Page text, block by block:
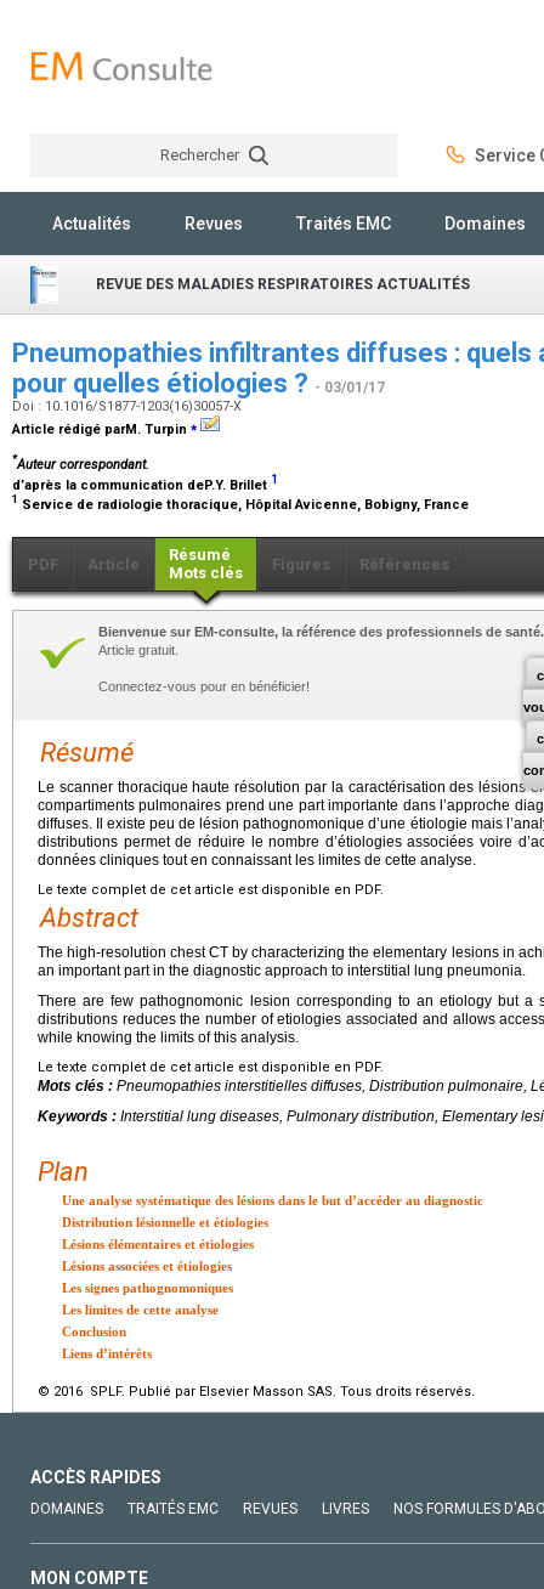
Rechercher Service
Actualités Revues Traités EMC Domaines
REVUE DES MALADIES RESPIRATOIRES ACTUALITÉS
Pneumopathies infiltrantes diffuses : quels
pour quelles étiologies ? - 03/01/17
Doi : 10.1016/S1877-1203(16)30057-X
Article rédigé parM. Turpin ⁎
*Auteur correspondant.
d’après la communication deP.Y. Brillet 1
1 Service de radiologie thoracique, Hôpital Avicenne, Bobigny, France
PDF Article
Résumé
Mots clés
Figures Références
Bienvenue sur EM-consulte, la référence des professionnels de santé.
Article gratuit.
Connectez-vous pour en bénéficier!
Résumé
Le scanner thoracique haute résolution par la caractérisation des lésions
compartiments pulmonaires prend une part importante dans l’approche
diffuses. Il existe peu de lésion pathognomonique d’une étiologie mais
distributions permet de réduire le nombre d’étiologies associées voire
données cliniques tout en connaissant les limites de cette analyse.
Le texte complet de cet article est disponible en PDF.
Abstract
The high-resolution chest CT by characterizing the elementary lesions in
an important part in the diagnostic approach to interstitial lung pneumonia.
There are few pathognomonic lesion corresponding to an etiology but a
distributions reduces the number of etiologies associated and allows
while knowing the limits of this analysis.
Le texte complet de cet article est disponible en PDF.
Mots clés : Pneumopathies interstitielles diffuses, Distribution pulmonaire,
Keywords : Interstitial lung diseases, Pulmonary distribution, Elementary
Plan
Une analyse systématique des lésions dans le but d’accéder au diagnostic
Distribution lésionnelle et étiologies
Lésions élémentaires et étiologies
Lésions associées et étiologies
Les signes pathognomoniques
Les limites de cette analyse
Conclusion
Liens d’intérêts
© 2016 SPLF. Publié par Elsevier Masson SAS. Tous droits réservés.
ACCÈS RAPIDES
DOMAINES TRAITÉS EMC REVUES LIVRES NOS FORMULES
MON COMPTE